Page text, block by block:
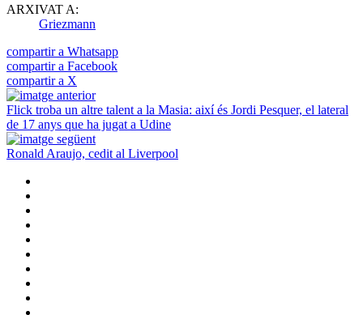
ARXIVAT A:
Griezmann
compartir a Whatsapp
compartir a Facebook
compartir a X
Flick troba un altre talent a la Masia: així és Jordi Pesquer, el lateral
de 17 anys que ha jugat a Udine
Ronald Araujo, cedit al Liverpool